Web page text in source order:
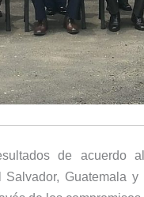
de acuerdo
Salvador, Guatemala